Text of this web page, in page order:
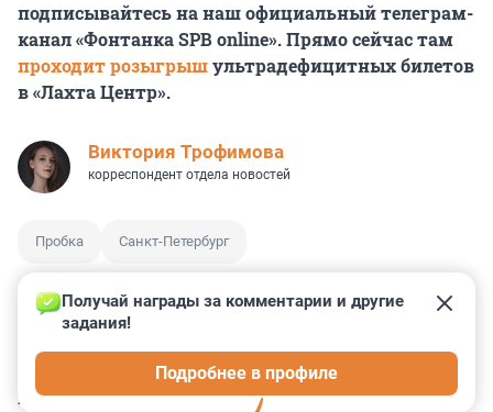
подписывайтесь на наш официальный телеграм-
канал «Фонтанка SPB online». Прямо сейчас там
проходит розыгрышультрадефицитных билетов
в «Лахта Центр».
Виктория Трофимова
корреспондент отдела новостей
Пробка Санкт-Петербург
КОММЕНТАРИИ 31
Получай награды за комментарии и другие
задания!
Подробнее в профиле